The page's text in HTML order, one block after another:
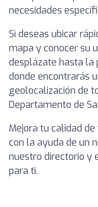
necesidades
Si deseas ubicar
mapa y conocer su
desplázate hasta la
donde encontrarás
geolocalización de
Departamento de
Mejora tu calidad
con la ayuda de un
nuestro directorio y
para ti.